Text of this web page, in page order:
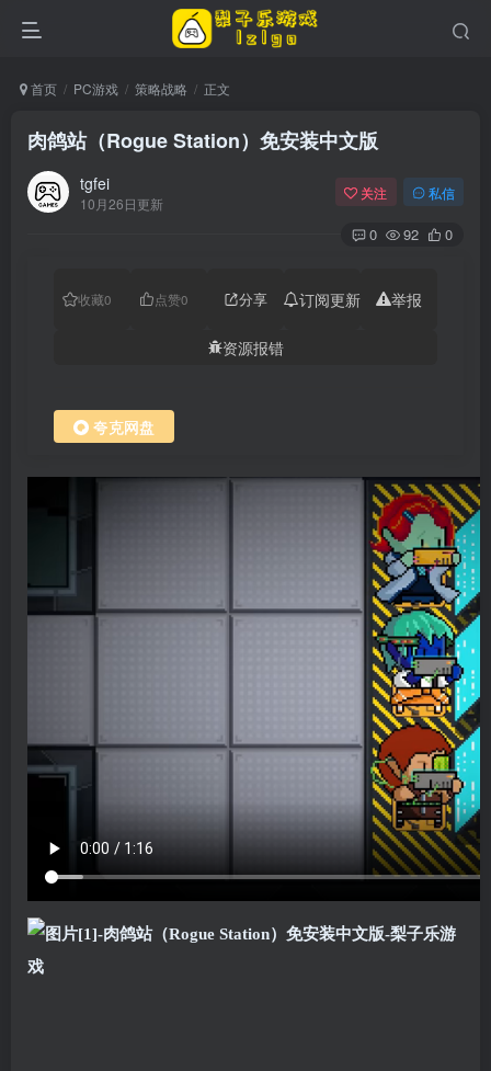
首页 PC游戏 策略战略 正文
肉鸽站（Rogue Station）免安装中文版
tgfei
10月26日更新
关注 私信
0 92 0
收藏0 点赞0 分享 订阅更新 举报
资源报错
夸克网盘